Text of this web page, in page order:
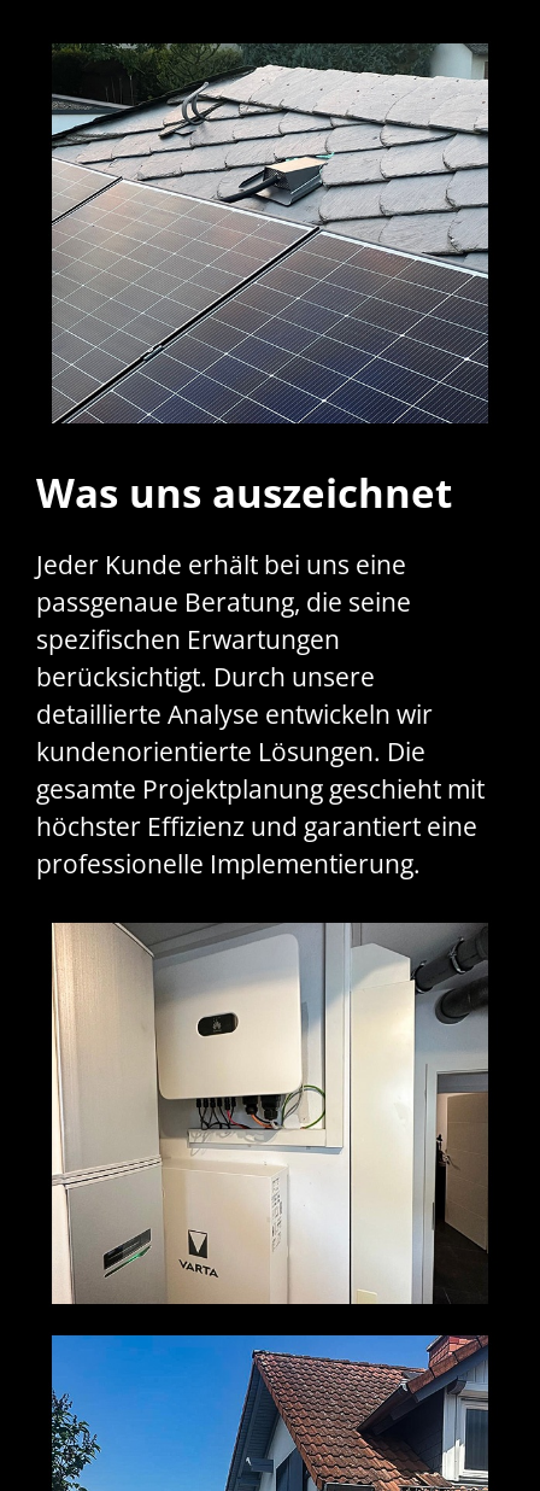
Was uns auszeichnet
Jeder Kunde erhält bei uns eine
passgenaue Beratung, die seine
spezifischen Erwartungen
berücksichtigt. Durch unsere
detaillierte Analyse entwickeln wir
kundenorientierte Lösungen. Die
gesamte Projektplanung geschieht mit
höchster Effizienz und garantiert eine
professionelle Implementierung.